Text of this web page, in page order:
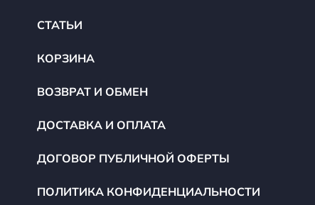
СТАТЬИ
КОРЗИНА
ВОЗВРАТ И ОБМЕН
ДОСТАВКА И ОПЛАТА
ДОГОВОР ПУБЛИЧНОЙ ОФЕРТЫ
ПОЛИТИКА КОНФИДЕНЦИАЛЬНОСТИ